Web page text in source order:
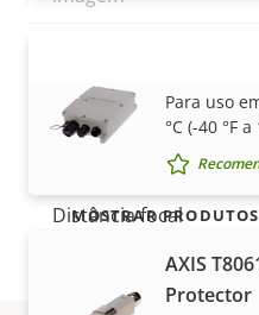
Lente
Descrição
da
Distância focal
Lente varifocal
VER
Para uso
°C (-40 °F a
AXIS
Protector
MOSTRAR